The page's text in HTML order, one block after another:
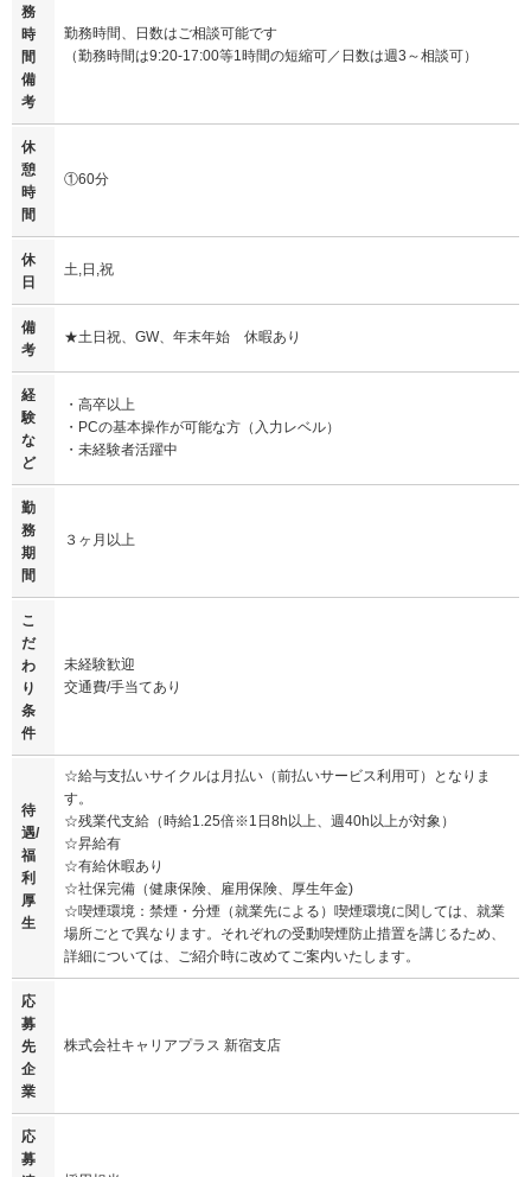
務
時
間
備
考
勤務時間、日数はご相談可能です
（勤務時間は9:20-17:00等1時間の短縮可／日数は週3～相談可）
休
憩
時
間
①60分
休
日
土,日,祝
備
考
★土日祝、GW、年末年始 休暇あり
経
験
な
ど
・高卒以上
・PCの基本操作が可能な方（入力レベル）
・未経験者活躍中
勤
務
期
間
３ヶ月以上
こ
だ
わ
り
条
件
未経験歓迎
交通費/手当てあり
待
遇/
福
利
厚
生
☆給与支払いサイクルは月払い（前払いサービス利用可）となりま
す。
☆残業代支給（時給1.25倍※1日8h以上、週40h以上が対象）
☆昇給有
☆有給休暇あり
☆社保完備（健康保険、雇用保険、厚生年金)
☆喫煙環境：禁煙・分煙（就業先による）喫煙環境に関しては、就業
場所ごとで異なります。それぞれの受動喫煙防止措置を講じるため、
詳細については、ご紹介時に改めてご案内いたします。
応
募
先
企
業
株式会社キャリアプラス 新宿支店
応
募